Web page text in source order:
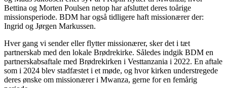
Bettina og Morten Poulsen netop har afsluttet deres toårige
missionsperiode. BDM har også tidligere haft missionærer der:
Ingrid og Jørgen Markussen.
Hver gang vi sender eller flytter missionærer, sker det i tæt
partnerskab med den lokale Brødrekirke. Således indgik BDM en
partnerskabsaftale med Brødrekirken i Vesttanzania i 2022. En aftale
som i 2024 blev stadfæstet i et møde, og hvor kirken understregede
deres ønske om missionærer i Mwanza, gerne for en femårig